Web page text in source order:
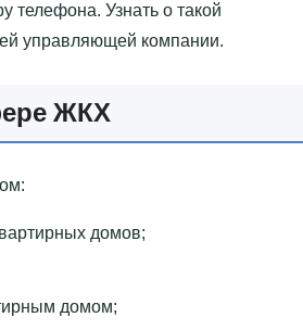
телефона. Узнать о такой
управляющей компании.
ЖКХ
домов;
домом;